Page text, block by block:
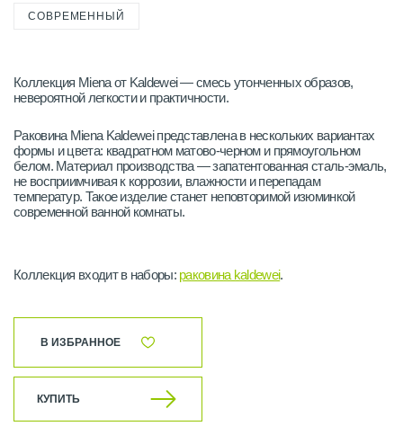
СОВРЕМЕННЫЙ
Коллекция Miena от Kaldewei — смесь утонченных образов,
невероятной легкости и практичности.
Раковина Miena Kaldewei представлена в нескольких вариантах
формы и цвета: квадратном матово-черном и прямоугольном
белом. Материал производства — запатентованная сталь-эмаль,
не восприимчивая к коррозии, влажности и перепадам
температур. Такое изделие станет неповторимой изюминкой
современной ванной комнаты.
Коллекция входит в наборы: раковина kaldewei.
В ИЗБРАННОЕ
КУПИТЬ